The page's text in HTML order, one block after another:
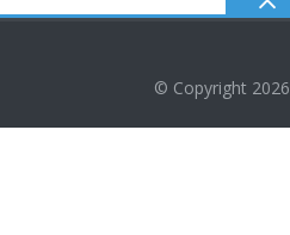
© Copyright 2026